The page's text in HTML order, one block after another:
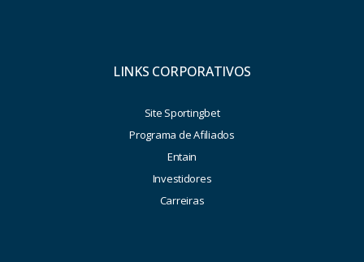
LINKS CORPORATIVOS
Site Sportingbet
Programa de Afiliados
Entain
Investidores
Carreiras